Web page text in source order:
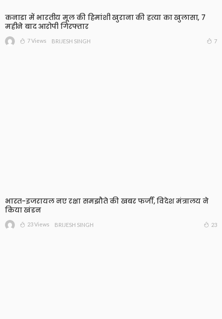
कनाडा में भारतीय मूल की हिमांशी खुराना की हत्या का खुलासा, 7
महीने बाद आरोपी गिरफ्तार
7 Views BRIJESH SINGH 7
भारत-इजरायल नए रक्षा समझौते की खबर फर्जी, विदेश मंत्रालय ने
किया खंडन
23 Views BRIJESH SINGH 23